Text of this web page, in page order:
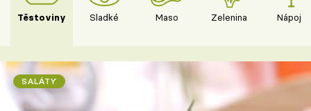
Těstoviny Sladké Maso Zelenina Nápoje
SALÁTY